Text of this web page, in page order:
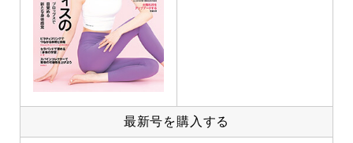
最新号を購入する